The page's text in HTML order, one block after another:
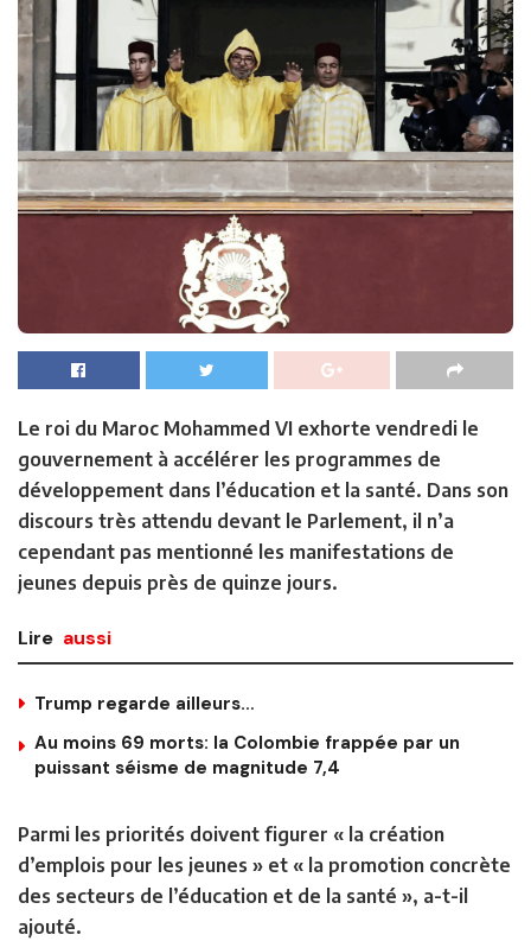
Le roi du Maroc Mohammed VI exhorte vendredi le
gouvernement à accélérer les programmes de
développement dans l’éducation et la santé. Dans son
discours très attendu devant le Parlement, il n’a
cependant pas mentionné les manifestations de
jeunes depuis près de quinze jours.
Lire aussi
Trump regarde ailleurs…
Au moins 69 morts: la Colombie frappée par un
puissant séisme de magnitude 7,4
Parmi les priorités doivent figurer « la création
d’emplois pour les jeunes » et « la promotion concrète
des secteurs de l’éducation et de la santé », a-t-il
ajouté.